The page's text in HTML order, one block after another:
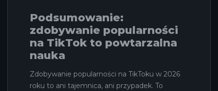
Podsumowanie:
zdobywanie popularności
na TikTok to powtarzalna
nauka
Zdobywanie popularności na TikToku w 2026
roku to ani tajemnica, ani przypadek. To